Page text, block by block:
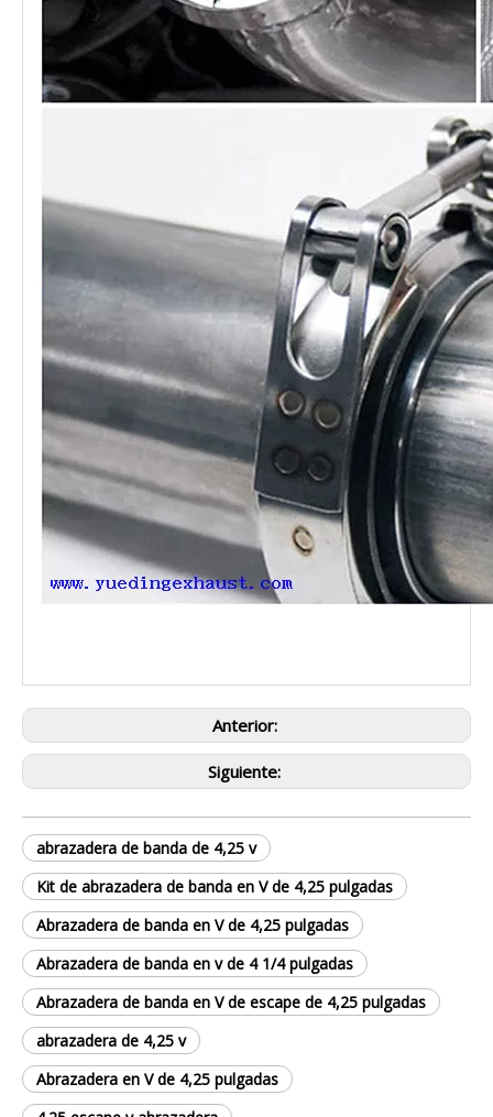
Anterior:
Siguiente:
abrazadera de banda de 4,25 v
Kit de abrazadera de banda en V de 4,25 pulgadas
Abrazadera de banda en V de 4,25 pulgadas
Abrazadera de banda en v de 4 1/4 pulgadas
Abrazadera de banda en V de escape de 4,25 pulgadas
abrazadera de 4,25 v
Abrazadera en V de 4,25 pulgadas